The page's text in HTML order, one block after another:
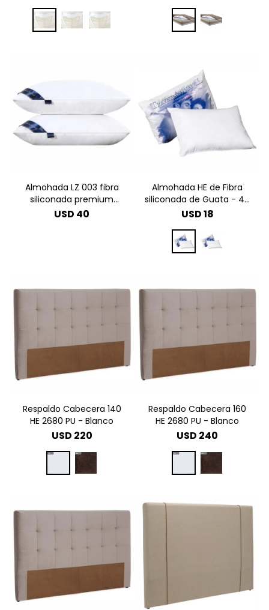
Almohada LZ 003 fibra
siliconada premium
50x70
USD 40
Almohada HE de Fibra
siliconada de Guata - 40
x 60
USD18
Respaldo Cabecera 140
HE 2680 PU - Blanco
USD 220
Respaldo Cabecera 160
HE 2680 PU - Blanco
USD 240